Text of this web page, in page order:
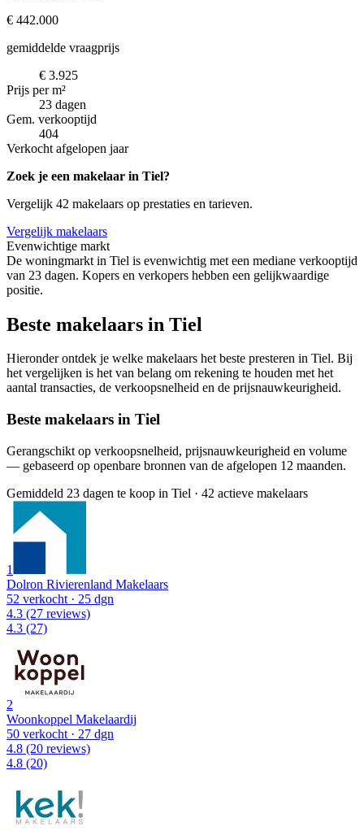
€ 442.000
gemiddelde vraagprijs
€ 3.925
Prijs per m²
23 dagen
Gem. verkooptijd
404
Verkocht afgelopen jaar
Zoek je een makelaar in Tiel?
Vergelijk 42 makelaars op prestaties en tarieven.
Vergelijk makelaars
Evenwichtige markt
De woningmarkt in Tiel is evenwichtig met een mediane verkooptijd
van 23 dagen. Kopers en verkopers hebben een gelijkwaardige
positie.
Beste makelaars in Tiel
Hieronder ontdek je welke makelaars het beste presteren in Tiel. Bij
het vergelijken is het van belang om rekening te houden met het
aantal transacties, de verkoopsnelheid en de prijsnauwkeurigheid.
Beste makelaars in Tiel
Gerangschikt op verkoopsnelheid, prijsnauwkeurigheid en volume
— gebaseerd op openbare bronnen van de afgelopen 12 maanden.
Gemiddeld 23 dagen te koop in Tiel · 42 actieve makelaars
1
Dolron Rivierenland Makelaars
52 verkocht · 25 dgn
4.3 (27 reviews)
4.3 (27)
2
Woonkoppel Makelaardij
50 verkocht · 27 dgn
4.8 (20 reviews)
4.8 (20)